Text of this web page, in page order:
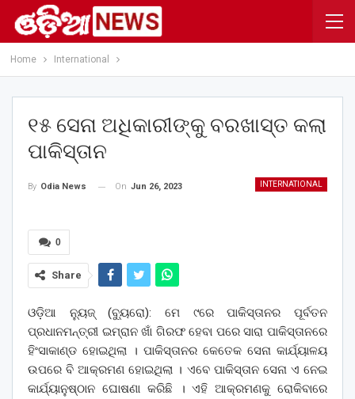
Home International
୧୫ ସେନା ଅଧିକାରୀଙ୍କୁ ବରଖାସ୍ତ କଲା
ପାକିସ୍ତାନ
INTERNATIONAL
By Odia News On Jun 26, 2023
0
Share
ଓଡ଼ିଆ ନ୍ୟୁଜ୍ (ବ୍ୟୁରୋ): ମେ ୯ରେ ପାକିସ୍ତାନର ପୂର୍ବତନ
ପ୍ରଧାନମନ୍ତ୍ରୀ ଇମ୍ରାନ ଖାଁ ଗିରଫ ହେବା ପରେ ସାରା ପାକିସ୍ତାନରେ
ହିଂସାକାଣ୍ଡ ହୋଇଥିଲା । ପାକିସ୍ତାନର କେତେକ ସେନା କାର୍ଯ୍ୟାଳୟ
ଉପରେ ବି ଆକ୍ରମଣ ହୋଇଥିଲା । ଏବେ ପାକିସ୍ତାନ ସେନା ଏ ନେଇ
କାର୍ଯ୍ୟାନୁଷ୍ଠାନ ଘୋଷଣା କରିଛି । ଏହି ଆକ୍ରମଣକୁ ରୋକିବାରେ